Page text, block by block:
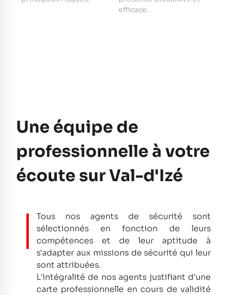
efficace.
Une équipe de
professionnelle à votre
écoute sur Val-d'Izé
Tous nos agents de sécurité sont
sélectionnés en fonction de leurs
compétences et de leur aptitude à
s'adapter aux missions de sécurité qui leur
sont attribuées.
L'intégralité de nos agents justifiant d'une
carte professionnelle en cours de validité